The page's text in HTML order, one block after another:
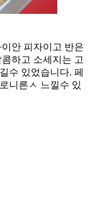
안 피자이고 반은
하고 소세지는 고
수 있었습니다. 페
니른ㅅ 느낄수 있